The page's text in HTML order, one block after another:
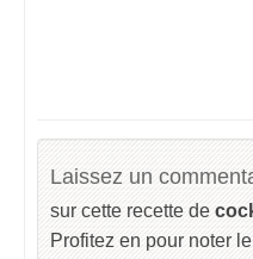
Laissez un
sur cette recette de
Profitez en pour noter le